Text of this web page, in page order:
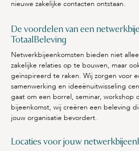
nieuwe zakelijke contacten ontstaan.
De voordelen van een
TotaalBeleving
Netwerkbijeenkomsten bieden niet
zakelijke relaties op te bouwen, maar
geïnspireerd te raken. Wij zorgen voor
samenwerking en ideeënuitwisseling
gaat om een borrel, seminar, workshop
bijeenkomst, wij creëren een beleving
jouw organisatie bevordert.
Locaties voor jouw